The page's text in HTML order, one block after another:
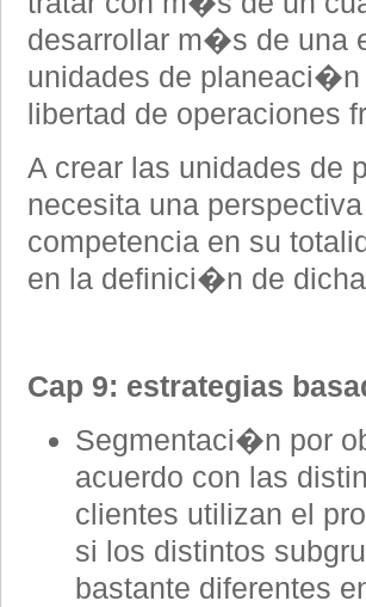
desarrollar m�s de una
unidades de
libertad de operaciones
A crear las unidades
necesita una
competencia en su
en la definici�n de
Cap 9: estrategias
Segmentaci�n por
acuerdo con las
clientes utilizan el
si los distintos
bastante diferentes